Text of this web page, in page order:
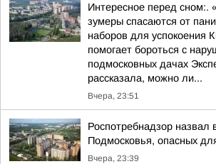
Интересное перед сном:.
зумеры спасаются от
наборов для успокоения
помогает бороться с
подмосковных дачах
рассказала, можно ли...
Вчера, 23:51
Роспотребнадзор назвал
Подмосковья, опасных
Вчера, 23:39